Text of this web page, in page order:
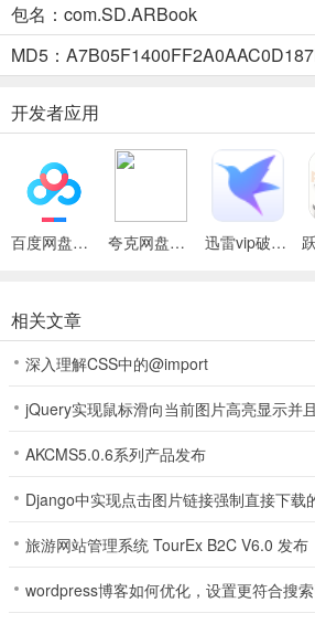
5、可以将多种不同的媒体内容更加立体的展
软件亮点
2、有多种不同的阅读模式，能够图像识别，
3、可以将音视频，图文等内容用更加立体
4、在这个软件当中的读物种类非常的丰富
功能介绍
1、音频、视频、图文、3D内容，富媒体内
包名：com.SD.ARBook
MD5：
开发者应用
百度网盘绿色免安装Pc电脑版 夸克网盘官方正式版 迅雷vip破解版永久会员2024版
相关文章
深入理解CSS中的@import
jQuery实现鼠标滑向当前图片高亮显示并
AKCMS5.0.6系列产品发布
Django中实现点击图片链接强制直接下载
旅游网站管理系统 TourEx B2C V6.0 发布
wordpress博客如何优化，设置更符合搜